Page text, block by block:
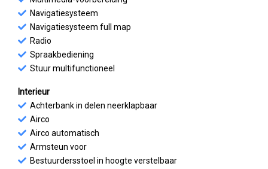
Navigatiesysteem
Navigatiesysteem full map
Radio
Spraakbediening
Stuur multifunctioneel
Interieur
Achterbank in delen neerklapbaar
Airco
Airco automatisch
Armsteun voor
Bestuurdersstoel in hoogte verstelbaar